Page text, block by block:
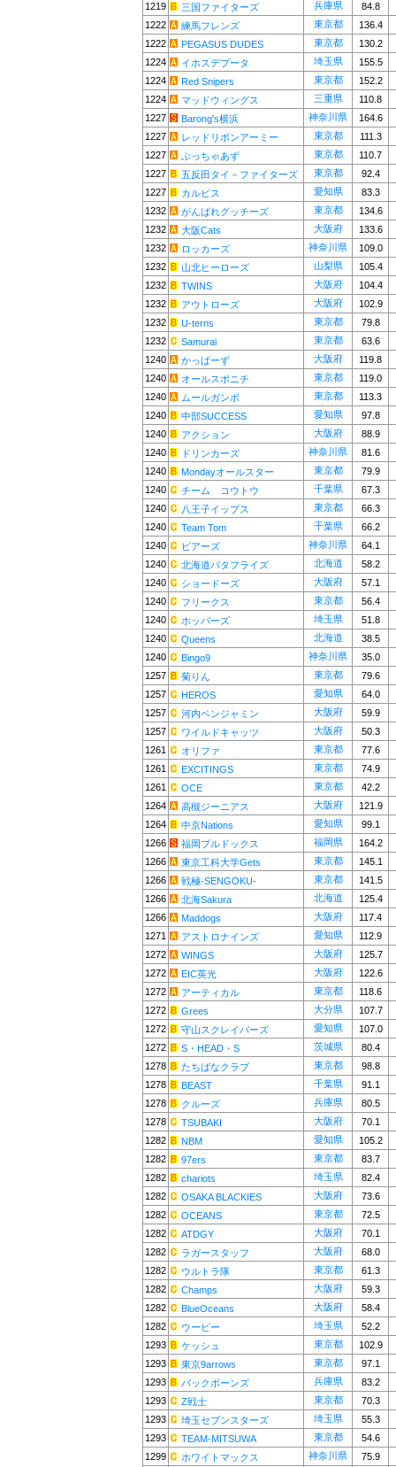
1219
三国ファイターズ 兵庫県
84.8
1222
練馬フレンズ 東京都
136.4
1222
PEGASUS DUDES 東京都
130.2
1224
イホスデプータ 埼玉県
155.5
1224
Red Snipers 東京都
152.2
1224
マッドウィングス 三重県
110.8
1227
Barong's横浜 神奈川県
164.6
1227
レッドリボンアーミー 東京都
111.3
1227
ぶっちゃあず 東京都
110.7
1227
五反田タイ－ファイターズ 東京都
92.4
1227
カルピス 愛知県
83.3
1232
がんばれグッチーズ 東京都
134.6
1232
大阪Cats 大阪府
133.6
1232
ロッカーズ 神奈川県
109.0
1232
山北ヒーローズ 山梨県
105.4
1232
TWINS 大阪府
104.4
1232
アウトローズ 大阪府
102.9
1232
U-terns 東京都
79.8
1232
Samurai 東京都
63.6
1240
かっぱーず 大阪府
119.8
1240
オールスポニチ 東京都
119.0
1240
ムールガンボ 東京都
113.3
1240
中部SUCCESS 愛知県
97.8
1240
アクション 大阪府
88.9
1240
ドリンカーズ 神奈川県
81.6
1240
Mondayオールスター 東京都
79.9
1240
チーム コウトウ 千葉県
67.3
1240
八王子イップス 東京都
66.3
1240
Team Tom 千葉県
66.2
1240
ビアーズ 神奈川県
64.1
1240
北海道バタフライズ 北海道
58.2
1240
ショードーズ 大阪府
57.1
1240
フリークス 東京都
56.4
1240
ホッパーズ 埼玉県
51.8
1240
Queens 北海道
38.5
1240
Bingo9 神奈川県
35.0
1257
菊りん 東京都
79.6
1257
HEROS 愛知県
64.0
1257
河内ベンジャミン 大阪府
59.9
1257
ワイルドキャッツ 大阪府
50.3
1261
オリファ 東京都
77.6
1261
EXCITINGS 東京都
74.9
1261
OCE 東京都
42.2
1264
高槻ジーニアス 大阪府
121.9
1264
中京Nations 愛知県
99.1
1266
福岡ブルドックス 福岡県
164.2
1266
東京工科大学Gets 東京都
145.1
1266
戦極-SENGOKU- 東京都
141.5
1266
北海Sakura 北海道
125.4
1266
Maddogs 大阪府
117.4
1271
アストロナインズ 愛知県
112.9
1272
WINGS 大阪府
125.7
1272
EIC英光 大阪府
122.6
1272
アーティカル 東京都
118.6
1272
Grees 大分県
107.7
1272
守山スクレイパーズ 愛知県
107.0
1272
S・HEAD・S 茨城県
80.4
1278
たちばなクラブ 東京都
98.8
1278
BEAST 千葉県
91.1
1278
クルーズ 兵庫県
80.5
1278
TSUBAKI 大阪府
70.1
1282
NBM 愛知県
105.2
1282
97ers 東京都
83.7
1282
chariots 埼玉県
82.4
1282
OSAKA BLACKIES 大阪府
73.6
1282
OCEANS 東京都
72.5
1282
ATDGY 大阪府
70.1
1282
ラガースタッフ 大阪府
68.0
1282
ウルトラ隊 東京都
61.3
1282
Champs 大阪府
59.3
1282
BlueOceans 大阪府
58.4
1282
ウーピー 埼玉県
52.2
1293
ケッシュ 東京都
102.9
1293
東京9arrows 東京都
97.1
1293
バックボーンズ 兵庫県
83.2
1293
Z戦士 東京都
70.3
1293
埼玉セブンスターズ 埼玉県
55.3
1293
TEAM-MITSUWA 東京都
54.6
1299
ホワイトマックス 神奈川県 75.9